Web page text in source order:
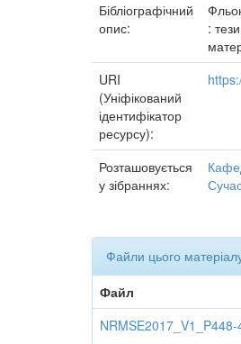
Бібліографічний
опис:
:
URI
(Уніфікований
ідентифікатор
ресурсу):
Розташовується
у зібраннях:
Файли цього
Файл